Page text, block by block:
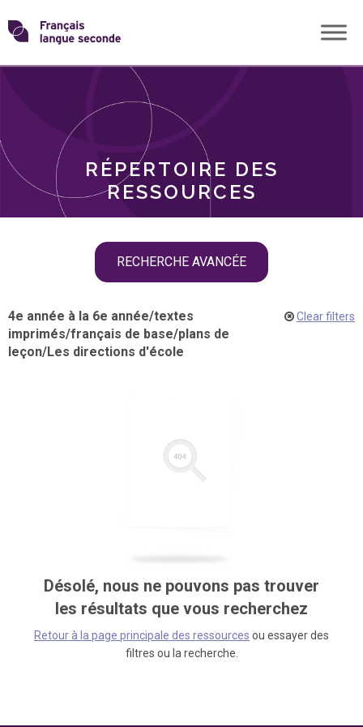
Skip
toTransformons
langue
RÉPERTOIRE DES
RESSOURCES
RECHERCHE AVANCÉE
THÈMES
4e année à la 6e année/textes
imprimés/français de base/plans de
leçon/Les directions d'école
Clear filters
Désolé, nous ne pouvons pas trouver
les résultats que vous recherchez
Retour à la page principale des ressources ou essayer des
filtres ou la recherche.